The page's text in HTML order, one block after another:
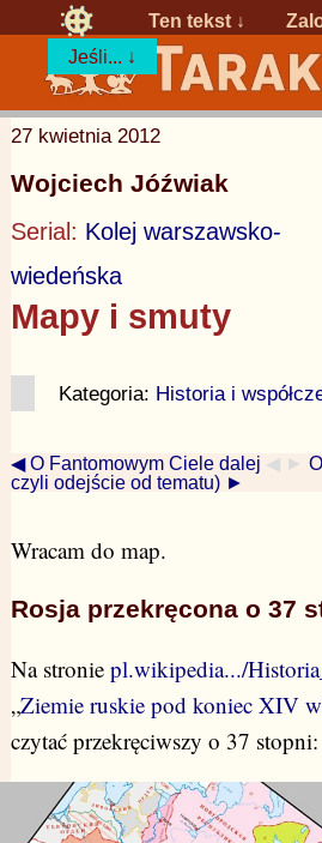
Ten tekst ↓
Jeśli... ↓
27 kwietnia 2012
Wojciech Jóźwiak
Serial: Kolej warszawsko-
wiedeńska
Mapy i smuty
Kategoria: Historia i
◀ O Fantomowym Ciele dalej ◀ ►
czyli odejście od tematu) ►
Wracam do map.
Rosja przekręcona o 37
Na stronie pl.wikipedia.../
„Ziemie ruskie pod koniec XIV
czytać przekręciwszy o 37 stopni: